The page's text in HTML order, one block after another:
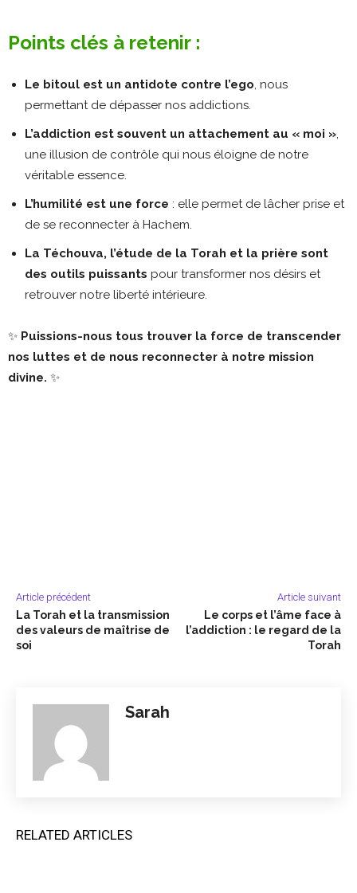
Points clés à retenir :
Le bitoul est un antidote contre l’ego , nous
permettant de dépasser nos addictions.
L’addiction est souvent un attachement au « moi »
une illusion de contrôle qui nous éloigne de notre
véritable essence.
L’humilité est une force : elle permet de lâcher prise et
de se reconnecter à Hachem.
La Téchouva, l’étude de la Torah et la prière sont
des outils puissants pour transformer nos désirs et
retrouver notre liberté intérieure.
✨ Puissions-nous tous trouver la force de transcender
nos luttes et de nous reconnecter à notre mission
divine. ✨
Article précédent
La Torah et la transmission
des valeurs de maîtrise de
soi
Article suivant
Le corps et l’âme face à
l’addiction : le regard de la
Torah
Sarah
RELATED ARTICLES